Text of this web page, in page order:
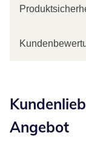
Angebot